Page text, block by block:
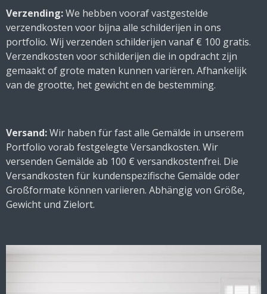
Verzending:We hebben vooraf vastgestelde
verzendkosten voor bijna alle schilderijen in ons
portfolio. Wij verzenden schilderijen vanaf € 100 gratis.
Verzendkosten voor schilderijen die in opdracht zijn
gemaakt of grote maten kunnen variëren. Afhankelijk
van de grootte, het gewicht en de bestemming.
Versand:Wir haben für fast alle Gemälde in unserem
Portfolio vorab festgelegte Versandkosten. Wir
versenden Gemälde ab 100 € versandkostenfrei. Die
Versandkosten für kundenspezifische Gemälde oder
Großformate können variieren. Abhängig von Größe,
Gewicht und Zielort.